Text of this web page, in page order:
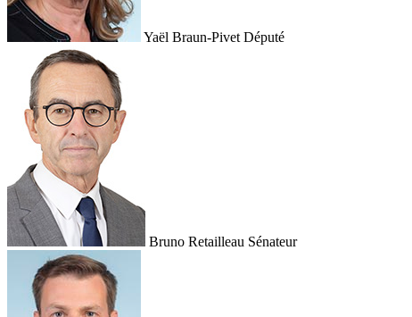
Yaël Braun-Pivet Député
Bruno Retailleau Sénateur